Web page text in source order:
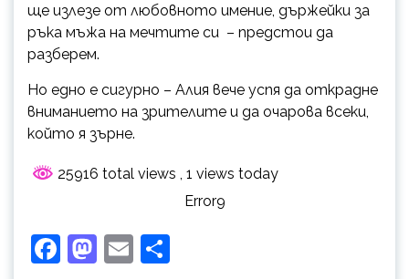
ще излезе от любовното имение, държейки за
ръка мъжа на мечтите си – предстои да
разберем.
Но едно е сигурно – Алия вече успя да открадне
вниманието на зрителите и да очарова всеки,
който я зърне.
25916 total views
, 1 views today
Error9
Facebook
Mastodon
Email